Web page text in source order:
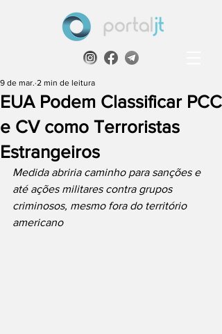
EUA Podem Classificar PCC
e CV como Terroristas
Estrangeiros
9 de mar. 2 min de leitura
Medida abriria caminho para sanções e
até ações militares contra grupos
criminosos, mesmo fora do território
americano